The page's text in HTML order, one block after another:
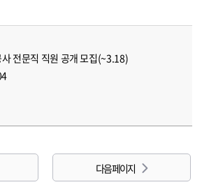
전문직 직원 공개 모집(~3.18)
다음 페이지